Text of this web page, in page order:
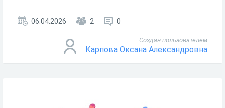
06.04.2026 2 0
Создан пользователем
Карпова Оксана Александровна